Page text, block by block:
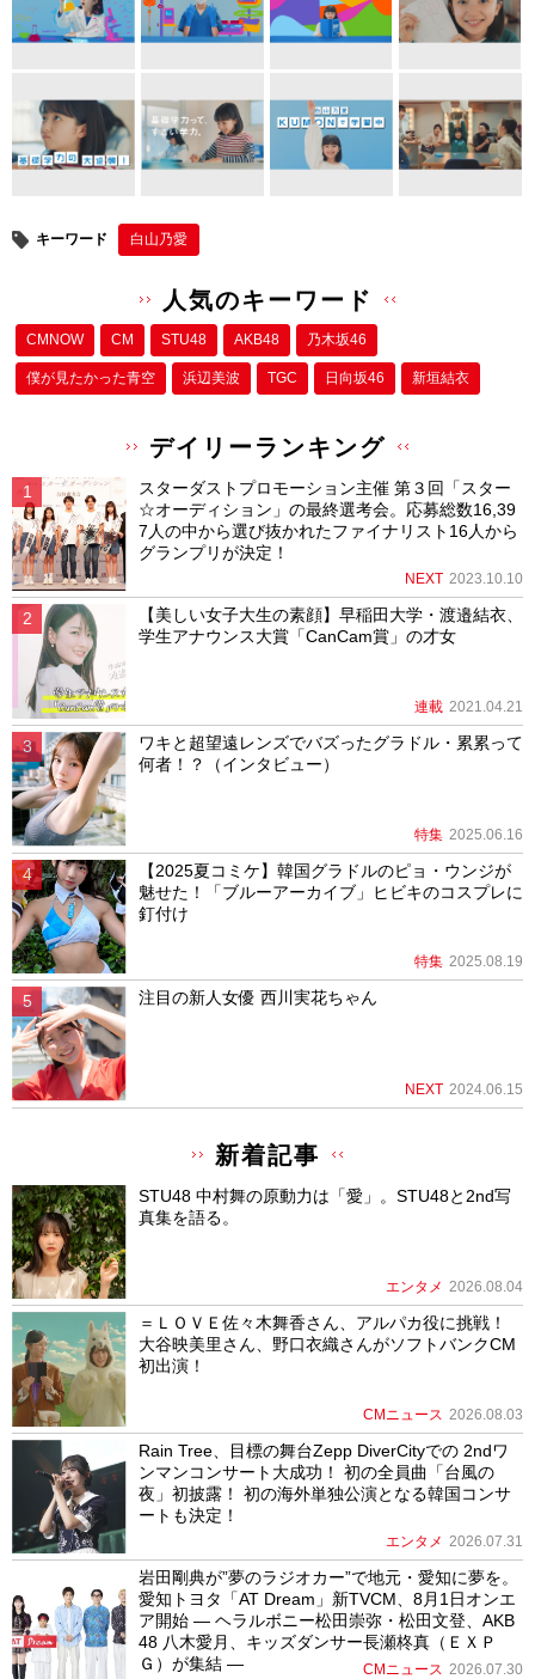
b
o
k
st
キーワード 白山乃愛
人気のキーワード
CMNOW CM STU48 AKB48 乃木坂46
僕が⾒たかった⻘空 浜辺美波 TGC 日向坂46 新垣結衣
デイリーランキング
スターダストプロモーション主催 第３回「スター
☆オーディション」の最終選考会。応募総数16,39
7人の中から選び抜かれたファイナリスト16人から
グランプリが決定！
NEXT 2023.10.10
【美しい女子大生の素顔】早稲田大学・渡邉結衣、
学生アナウンス大賞「CanCam賞」の才女
連載 2021.04.21
ワキと超望遠レンズでバズったグラドル・累累って
何者！？（インタビュー）
特集 2025.06.16
【2025夏コミケ】韓国グラドルのピョ・ウンジが
魅せた！「ブルーアーカイブ」ヒビキのコスプレに
釘付け
特集 2025.08.19
注目の新人女優 西川実花ちゃん
NEXT 2024.06.15
新着記事
STU48 中村舞の原動力は「愛」。STU48と2nd写
真集を語る。
エンタメ 2026.08.04
＝ＬＯＶＥ佐々木舞香さん、アルパカ役に挑戦！
大谷映美里さん、野口衣織さんがソフトバンクCM
初出演！
CMニュース 2026.08.03
Rain Tree、目標の舞台Zepp DiverCityでの 2ndワ
ンマンコンサート大成功！ 初の全員曲「台風の
夜」初披露！ 初の海外単独公演となる韓国コンサ
ートも決定！
エンタメ 2026.07.31
岩田剛典が”夢のラジオカー”で地元・愛知に夢を。
愛知トヨタ「AT Dream」新TVCM、8月1日オンエ
ア開始 ― ヘラルボニー松田崇弥・松田文登、AKB
48 八木愛月、キッズダンサー長瀬柊真（ＥＸＰ
Ｇ）が集結 ―
CMニュース 2026.07.30